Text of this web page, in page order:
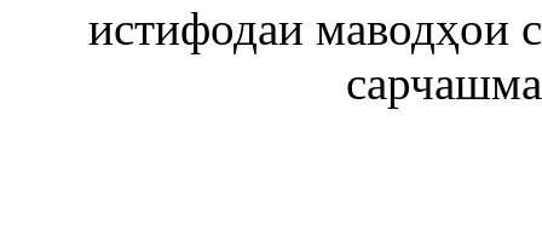
истифодаи маводҳои